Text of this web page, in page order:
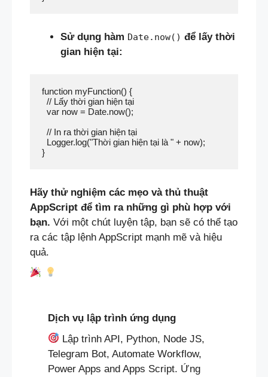
Sử dụng hàm Date.now() để lấy thời
gian hiện tại:
function myFunction() {
Hãy thử nghiệm các mẹo và thủ thuật
AppScript để tìm ra những gì phù hợp với
bạn. Với một chút luyện tập, bạn sẽ có thể tạo
ra các tập lệnh AppScript mạnh mẽ và hiệu
quả.
Dịch vụ lập trình ứng dụng
Lập trình API, Python, Node JS,
Telegram Bot, Automate Workflow,
Power Apps and Apps Script. Ứng